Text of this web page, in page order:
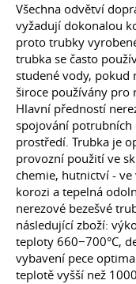
Všechna odvětví
vyžadují dokonalou
proto trubky
trubka se často
studené vody, pokud
široce používány pro
Hlavní předností
spojování potrubních
prostředí. Trubka je
provozní použití ve
chemie, hutnictví -
korozi a tepelná
nerezové bezešvé
následující zboží:
teploty 660−700°С,
vybavení pece
teplotě vyšší než